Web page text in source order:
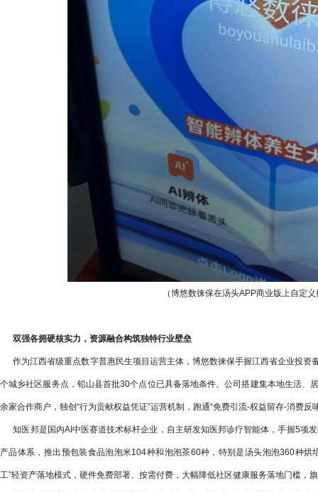
（博悠数徕保在汤头APP商业版上自定
双强各拥硬核实力，资源融合构筑独特行业壁垒
作为江西省级重点数字普惠民生项目运营主体，博悠数徕保手握江西省企业投
个城乡社区服务点，铅山县首批30个点位已具备落地条件。公司搭建集本地生活
余家合作商户，独创“行为贡献权益凭证”运营机制，跑通“免费引流-权益留存-消费反
知医邦是国内AI中医赛道技术标杆企业，自主研发知医邦诊疗智能体，手握5项
产品体系，推出预包装食品泡泡米104种和泡泡茶60种，特别是汤头泡泡360种
工”轻资产落地模式，硬件免费部署、按需付费，大幅降低社区健康服务落地门槛，